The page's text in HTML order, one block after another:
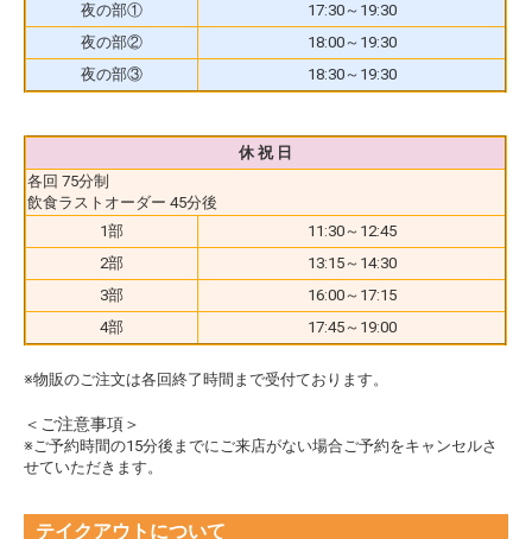
夜の部①
17:30～19:30
夜の部②
18:00～19:30
夜の部③
18:30～19:30
休 祝 日
各回 75分制
飲食ラストオーダー 45分後
1部
11:30～12:45
2部
13:15～14:30
3部
16:00～17:15
4部
17:45～19:00
※物販のご注文は各回終了時間まで受付ております。
＜ご注意事項＞
※ご予約時間の15分後までにご来店がない場合ご予約をキャンセルさ
せていただきます。
テイクアウトについて